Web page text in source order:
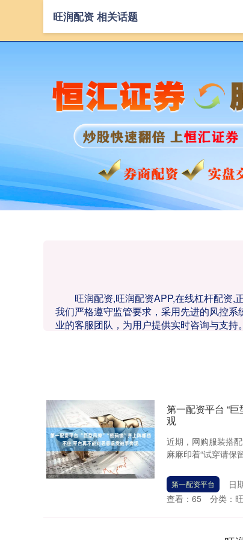
旺润配资,旺润配资APP,在线杠杆配资,
我们严格遵守监管要求，采用先进的风控
业的客服团队，为用户提供实时咨询与支
旺润配资 相关话题
第一配资平台 “
观
近期，网购服装搭
麻麻印着“试穿请保
第一配资平台 日
查看： 65 分类：